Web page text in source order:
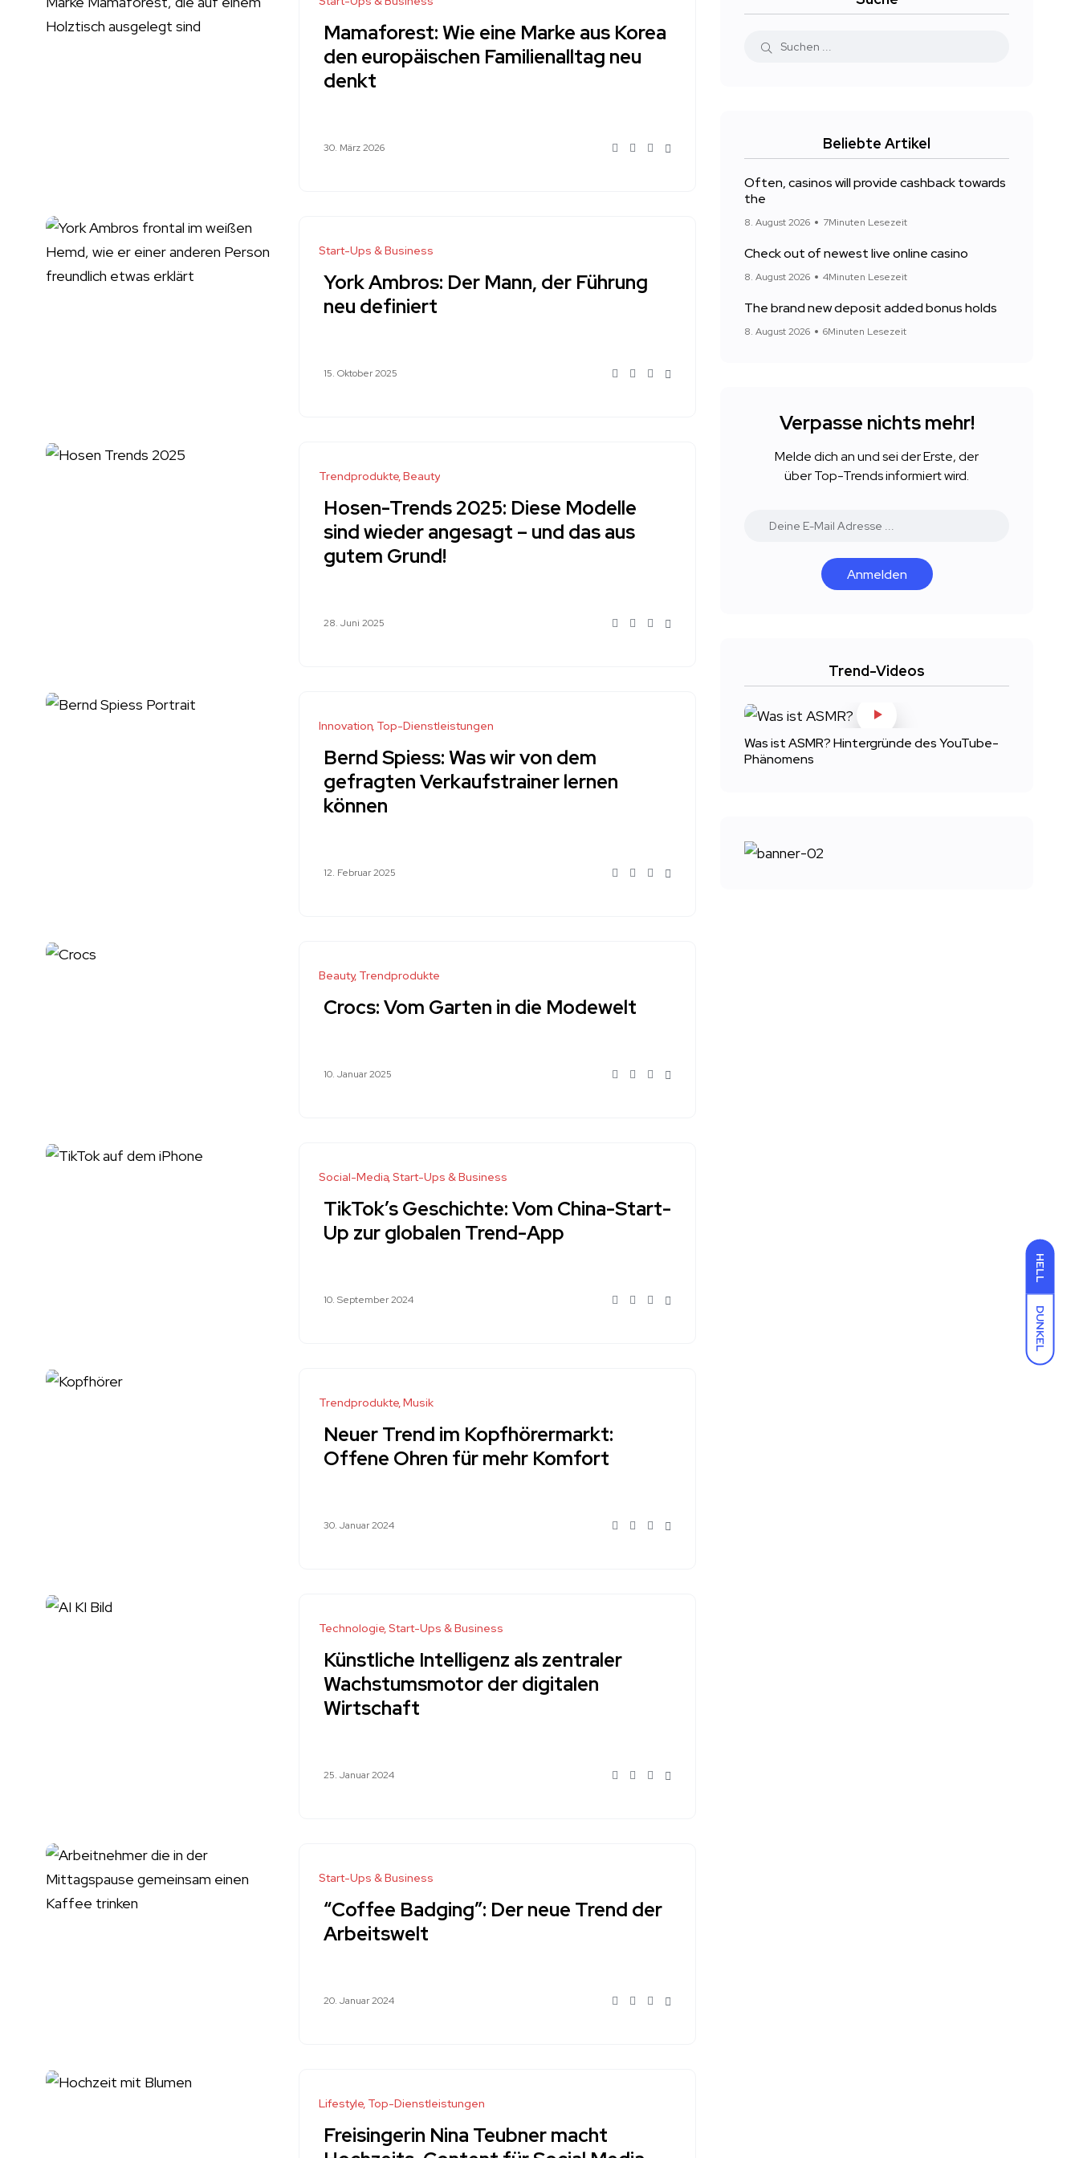
HELL
DUNKEL
Mamaforest: Wie eine Marke aus Korea
den europäischen Familienalltag neu
denkt
30. März 2026
Start-Ups & Business
York Ambros: Der Mann, der Führung
neu definiert
15. Oktober 2025
Trendprodukte Beauty
Hosen-Trends 2025: Diese Modelle
sind wieder angesagt – und das aus
gutem Grund!
28. Juni 2025
Innovation Top-Dienstleistungen
Bernd Spiess: Was wir von dem
gefragten Verkaufstrainer lernen
können
12. Februar 2025
Beauty Trendprodukte
Crocs: Vom Garten in die Modewelt
10. Januar 2025
Social-Media Start-Ups & Business
TikTok’s Geschichte: Vom China-Start-
Up zur globalen Trend-App
10. September 2024
Trendprodukte Musik
Neuer Trend im Kopfhörermarkt:
Offene Ohren für mehr Komfort
30. Januar 2024
Technologie Start-Ups & Business
Künstliche Intelligenz als zentraler
Wachstumsmotor der digitalen
Wirtschaft
25. Januar 2024
Start-Ups & Business
“Coffee Badging”: Der neue Trend der
Arbeitswelt
20. Januar 2024
Lifestyle Top-Dienstleistungen
Freisingerin Nina Teubner macht
Beliebte Artikel
Often, casinos will provide cashback towards
the
8. August 2026 7Minuten Lesezeit
Check out of newest live online casino
8. August 2026 4Minuten Lesezeit
The brand new deposit added bonus holds
8. August 2026 6Minuten Lesezeit
Verpasse nichts mehr!
Melde dich an und sei der Erste, der
über Top-Trends informiert wird.
Anmelden
Trend-Videos
Was ist ASMR? Hintergründe des YouTube-
Phänomens